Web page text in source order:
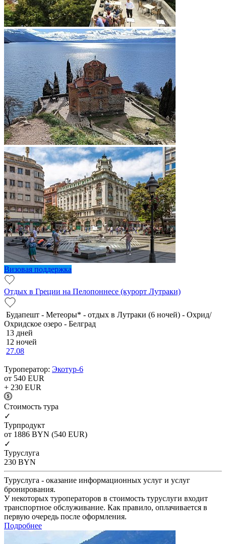
Визовая поддержка
Отдых в Греции на Пелопоннесе (курорт Лутраки)
Будапешт - Метеоры* - отдых в Лутраки (6 ночей) - Охрид/
Охридское озеро - Белград
13 дней
12 ночей
27.08
Туроператор: Экотур-6
от 540 EUR
+ 230 EUR
Cтоимость тура
✓
Турпродукт
от 1886 BYN (540 EUR)
✓
Туруслуга
230 BYN
Туруслуга - оказание информационных услуг и услуг
бронирования.
У некоторых туроператоров в стоимость туруслуги входит
транспортное обслуживание. Как правило, оплачивается в
первую очередь после оформления.
Подробнее